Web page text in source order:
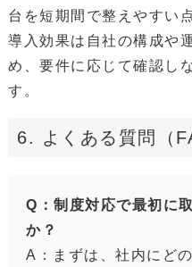
台を短期間で整えやすい
導入効果は自社の構成や
め、要件に応じて確認し
す。
6. よくある質問（
Q：制度対応で最初に
か？
A：まずは、社内にど